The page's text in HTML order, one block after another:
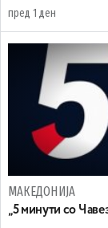
пред 1 ден
МАКЕДОНИЈА
„5 минути со